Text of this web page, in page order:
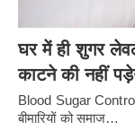
घर में ही शुगर
काटने की नहीं
Blood Sugar
बीमारियों को समाज…